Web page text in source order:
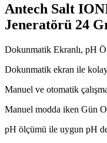
Antech Salt
Jeneratörü 24
Dokunmatik Ekranlı, pH
Dokunmatik ekran ile
Manuel ve otomatik
Manuel modda iken Gün
pH ölçümü ile uygun pH